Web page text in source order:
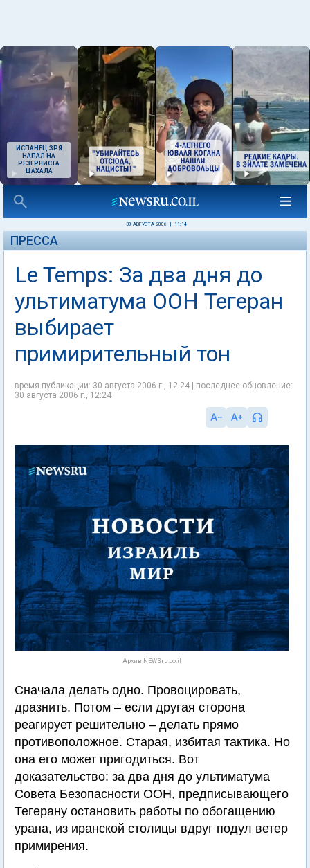
ИСПАНЕЦ ЗРЯ
НАПАЛ НА
РЕЗЕРВИСТА
ЦАХАЛА
30 АВГУСТА 2006 11:14
ПРЕССА
Le Temps: За два дня до
ультиматума ООН Тегеран
выбирает
примирительный тон
время публикации: 30 августа 2006 г., 12:24 | последнее обновление:
30 августа 2006 г., 12:24
Архив NEWSru.co.il
Сначала делать одно. Провоцировать,
дразнить. Потом – если другая сторона
реагирует решительно – делать прямо
противоположное. Старая, избитая тактика. Но
она его может пригодиться. Вот
доказательство: за два дня до ультиматума
Совета Безопасности ООН, предписывающего
Тегерану остановить работы по обогащению
урана, из иранской столицы вдруг подул ветер
примирения.